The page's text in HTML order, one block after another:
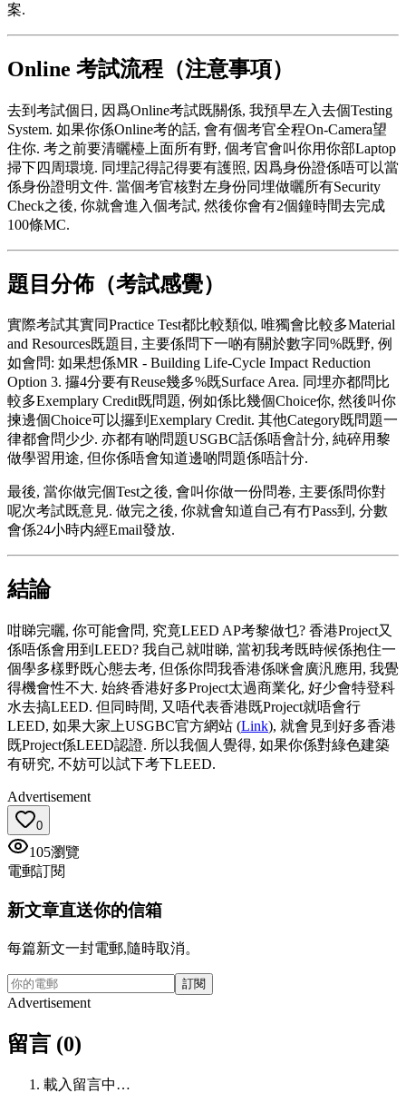
案.
Online 考試流程（注意事項）
去到考試個日, 因爲Online考試既關係, 我預早左入去個Testing
System. 如果你係Online考的話, 會有個考官全程On-Camera望
住你. 考之前要清曬檯上面所有野, 個考官會叫你用你部Laptop
掃下四周環境. 同埋記得記得要有護照, 因爲身份證係唔可以當
係身份證明文件. 當個考官核對左身份同埋做曬所有Security
Check之後, 你就會進入個考試, 然後你會有2個鐘時間去完成
100條MC.
題目分佈（考試感覺）
實際考試其實同Practice Test都比較類似, 唯獨會比較多Material
and Resources既題目, 主要係問下一啲有關於數字同%既野, 例
如會問: 如果想係MR - Building Life-Cycle Impact Reduction
Option 3. 攞4分要有Reuse幾多%既Surface Area. 同埋亦都問比
較多Exemplary Credit既問題, 例如係比幾個Choice你, 然後叫你
揀邊個Choice可以攞到Exemplary Credit. 其他Category既問題一
律都會問少少. 亦都有啲問題USGBC話係唔會計分, 純碎用黎
做學習用途, 但你係唔會知道邊啲問題係唔計分.
最後, 當你做完個Test之後, 會叫你做一份問卷, 主要係問你對
呢次考試既意見. 做完之後, 你就會知道自己有冇Pass到, 分數
會係24小時内經Email發放.
結論
咁睇完曬, 你可能會問, 究竟LEED AP考黎做乜? 香港Project又
係唔係會用到LEED? 我自己就咁睇, 當初我考既時候係抱住一
個學多樣野既心態去考, 但係你問我香港係咪會廣汎應用, 我覺
得機會性不大. 始終香港好多Project太過商業化, 好少會特登科
水去搞LEED. 但同時間, 又唔代表香港既Project就唔會行
LEED, 如果大家上USGBC官方網站 (Link), 就會見到好多香港
既Project係LEED認證. 所以我個人覺得, 如果你係對綠色建築
有研究, 不妨可以試下考下LEED.
Advertisement
0
105瀏覽
電郵訂閱
新文章直送你的信箱
每篇新文一封電郵,隨時取消。
訂閱
Advertisement
留言 (0)
載入留言中…